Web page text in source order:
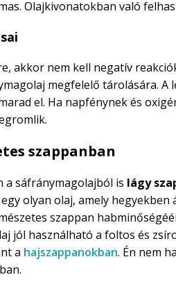
Olajkivonatokban való
akkor nem kell negatív
megfelelő tárolására. A
el. Ha napfénynek és
szappanban
a sáfránymagolajból is lágy
olyan olaj, amely
szappan
jól használható a foltos és
a hajszappanokban. Én nem